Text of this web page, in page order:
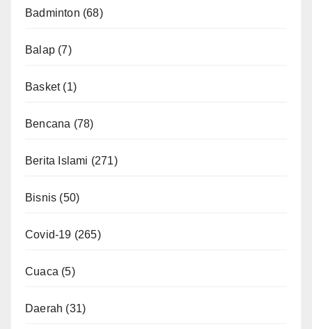
Badminton (68)
Balap (7)
Basket(1)
Bencana (78)
Berita Islami (271)
Bisnis (50)
Covid-19 (265)
Cuaca (5)
Daerah (31)